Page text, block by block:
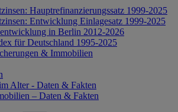
Hauptrefinanzierungssatz 1999-2025
Entwicklung Einlagesatz 1999-2025
in Berlin 2012-2026
für Deutschland 1995-2025
& Immobilien
Alter - Daten & Fakten
– Daten & Fakten